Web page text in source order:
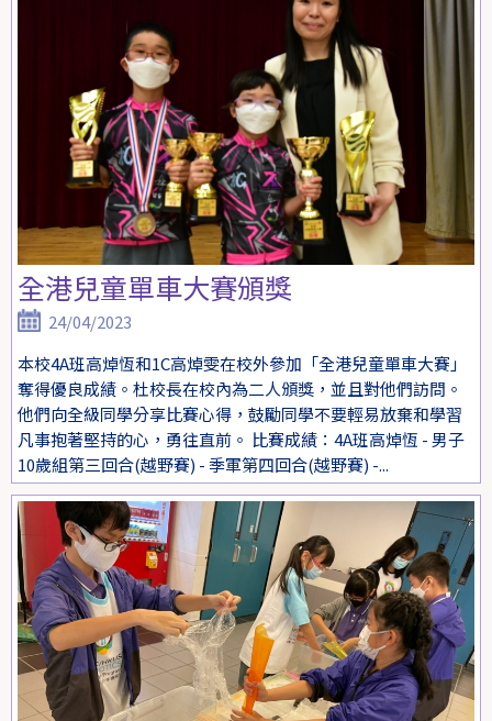
全港兒童單車大賽頒獎
24/04/2023
本校4A班高焯恆和1C高焯雯在校外參加「全港兒童單車大賽」
奪得優良成績。杜校長在校內為二人頒獎，並且對他們訪問。
他們向全級同學分享比賽心得，鼓勵同學不要輕易放棄和學習
凡事抱著堅持的心，勇往直前。 比賽成績：4A班高焯恆 - 男子
10歲組第三回合(越野賽) - 季軍第四回合(越野賽) -...